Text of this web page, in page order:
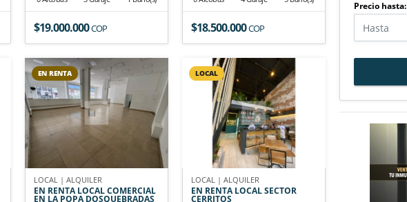
$19.000.000COP $18.500.000COP
EN RENTA
LOCAL | ALQUILER
EN RENTA LOCAL COMERCIAL
EN LA POPA DOSQUEBRADAS
LOCAL
LOCAL | ALQUILER
EN RENTA LOCAL SECTOR
CERRITOS
Precio hasta: